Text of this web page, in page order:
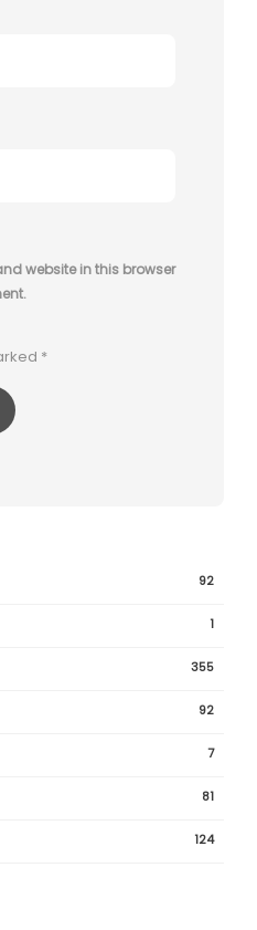
website in this browser
*
92
1
355
92
7
81
124